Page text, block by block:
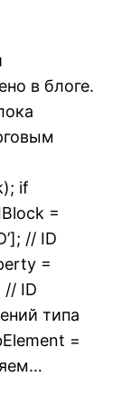
в блоге.
if
=
// ID
=
// ID
типа
=